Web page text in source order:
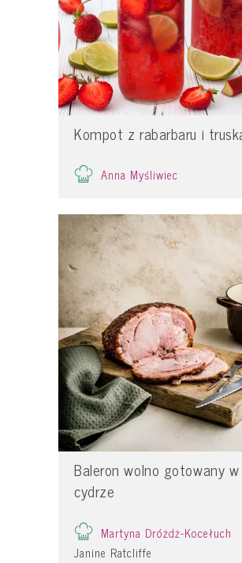
Kompot z rabarbaru i
Anna Myśliwiec
Baleron wolno gotowany w
cydrze
Martyna Dróżdż-Kocełuch
Janine Ratcliffe